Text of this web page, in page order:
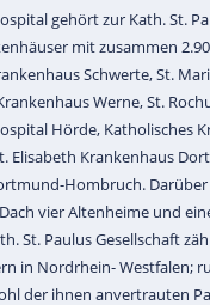
gehört zur Kath. St.
mit zusammen
Schwerte, St.
Werne, St.
Hörde, Katholisches
Elisabeth Krankenhaus
Hombruch. Darüber
vier Altenheime und
St. Paulus Gesellschaft
in Nordrhein- Westfalen;
der ihnen anvertrauten